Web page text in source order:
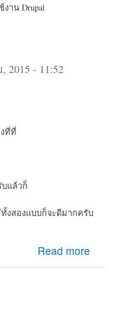
าน Drupal
- 11:52
ที่ที่
แล้วก็
งสองแบบก็จะดีมากครับ
Read more